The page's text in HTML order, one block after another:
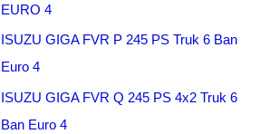
EURO 4
ISUZU GIGA FVR P 245 PS Truk 6 Ban
Euro 4
ISUZU GIGA FVR Q 245 PS 4x2 Truk 6
Ban Euro 4